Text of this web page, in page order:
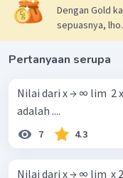
Dengan Gold
sepuasnya, lho.
Pertanyaan serupa
Nilai dari x → ∞ lim ​ 2 x
adalah ....
7 4.3
Nilai dari x → ∞ lim ​ x 2